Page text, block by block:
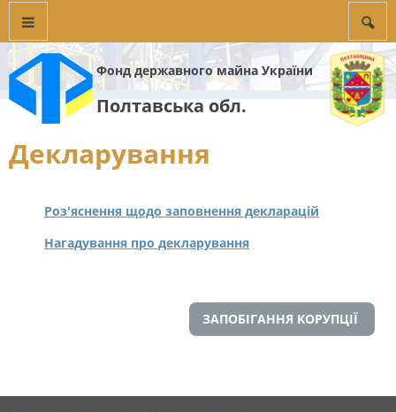
Фонд державного майна України
Полтавська обл.
Декларування
Роз'яснення щодо заповнення декларацій
Нагадування про декларування
ЗАПОБІГАННЯ КОРУПЦІЇ